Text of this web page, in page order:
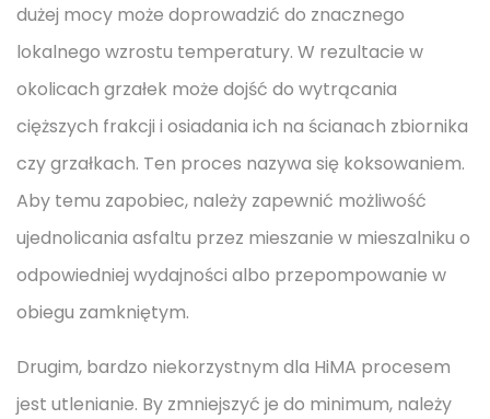
dużej mocy może doprowadzić do znacznego
lokalnego wzrostu temperatury. W rezultacie w
okolicach grzałek może dojść do wytrącania
cięższych frakcji i osiadania ich na ścianach zbiornika
czy grzałkach. Ten proces nazywa się koksowaniem.
Aby temu zapobiec, należy zapewnić możliwość
ujednolicania asfaltu przez mieszanie w mieszalniku o
odpowiedniej wydajności albo przepompowanie w
obiegu zamkniętym.
Drugim, bardzo niekorzystnym dla HiMA procesem
jest utlenianie. By zmniejszyć je do minimum, należy